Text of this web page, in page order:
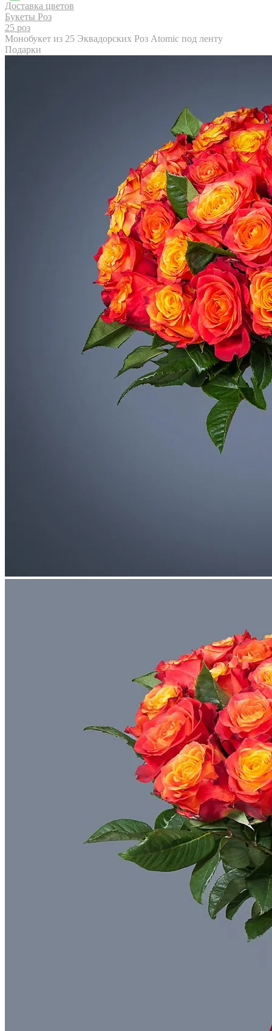
АВТОРСКИЕ БУКЕТЫ ЦВЕТОЧНЫЕ
ПОДАРКИ ЦВЕТЫ
Доставка цветов
Букеты Роз
25 роз
Монобукет из 25 Эквадорских Роз Atomic под ленту
Подарки